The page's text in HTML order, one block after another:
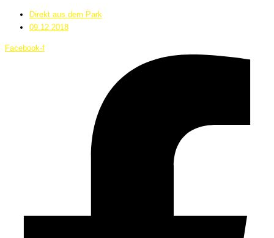
Direkt aus dem Park
09.12.2018
Facebook-f